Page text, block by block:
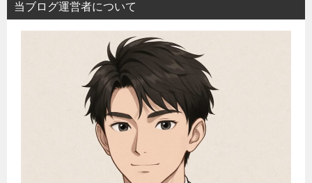
当ブログ運営者について